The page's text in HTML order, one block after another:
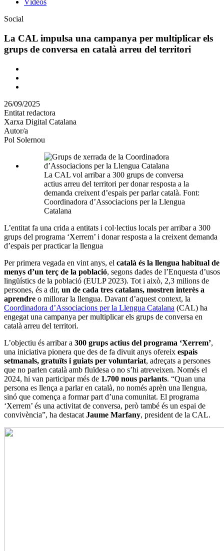
Àmbit
la
notícia
Social
La CAL impulsa una campanya per multiplicar els
grups de conversa en català arreu del territori
Comparteix
altres
xarxes
socials
26/09/2025
Entitat redactora
Xarxa Digital Catalana
Autor/a
Pol Solernou
La CAL vol arribar a 300 grups de conversa
actius arreu del territori per donar resposta a la
demanda creixent d’espais per parlar català. Font:
Coordinadora d’Associacions per la Llengua
Catalana
L’entitat fa una crida a entitats i col·lectius locals per arribar a 300
grups del programa ‘Xerrem’ i donar resposta a la creixent demanda
d’espais per practicar la llengua
Per primera vegada en vint anys, el català és la llengua habitual de
menys d’un terç de la població, segons dades de l’Enquesta d’usos
lingüístics de la població (EULP 2023). Tot i això, 2,3 milions de
persones, és a dir, un de cada tres catalans, mostren interès a
aprendre o millorar la llengua. Davant d’aquest context, la
Coordinadora d’Associacions per la Llengua Catalana (CAL) ha
engegat una campanya per multiplicar els grups de conversa en
català arreu del territori.
L’objectiu és arribar a 300 grups actius del programa ‘Xerrem’,
una iniciativa pionera que des de fa divuit anys ofereix espais
setmanals, gratuïts i guiats per voluntariat, adreçats a persones
que no parlen català amb fluïdesa o no s’hi atreveixen. Només el
2024, hi van participar més de 1.700 nous parlants. “Quan una
persona es llença a parlar en català, no només aprèn una llengua,
sinó que comença a formar part d’una comunitat. El programa
‘Xerrem’ és una activitat de conversa, però també és un espai de
convivència”, ha destacatJaume Marfany, president de la CAL.